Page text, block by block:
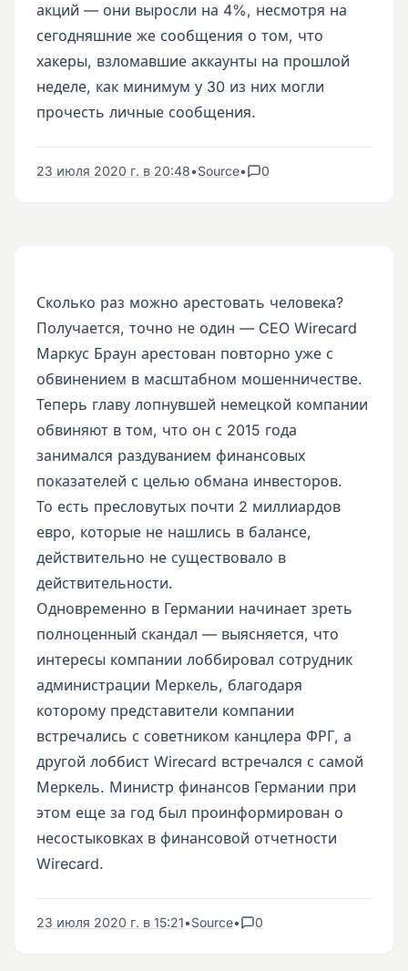
акций — они выросли на 4%, несмотря на
сегодняшние же сообщения о том, что
хакеры, взломавшие аккаунты на прошлой
неделе, как минимум у 30 из них могли
прочесть личные сообщения.
23 июля 2020 г. в 20:48•Source• 0
Сколько раз можно арестовать человека?
Получается, точно не один — CEO Wirecard
Маркус Браун арестован повторно уже с
обвинением в масштабном мошенничестве.
Теперь главу лопнувшей немецкой компании
обвиняют в том, что он с 2015 года
занимался раздуванием финансовых
показателей с целью обмана инвесторов.
То есть пресловутых почти 2 миллиардов
евро, которые не нашлись в балансе,
действительно не существовало в
действительности.
Одновременно в Германии начинает зреть
полноценный скандал — выясняется, что
интересы компании лоббировал сотрудник
администрации Меркель, благодаря
которому представители компании
встречались с советником канцлера ФРГ, а
другой лоббист Wirecard встречался с самой
Меркель. Министр финансов Германии при
этом еще за год был проинформирован о
несостыковках в финансовой отчетности
Wirecard.
23 июля 2020 г. в 15:21•Source• 0